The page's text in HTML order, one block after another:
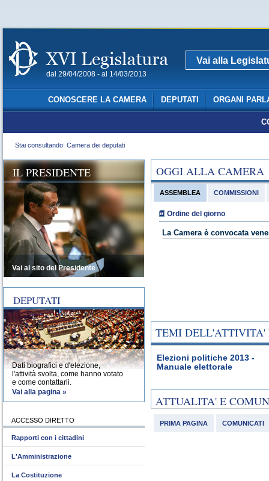
dal 29/04/2008 - al 14/03/2013
Vai alla
CONOSCERE LA CAMERA DEPUTATI ORGANI
Stai consultando: Camera dei deputati
OGGI ALLA CAMERA
ASSEMBLEA
Ordine del giorno
La Camera è convocata
COMMISSIONI
TEMI DELL'ATTIVITA'
Elezioni politiche 2013 -
Manuale elettorale
ATTUALITA' E
PRIMA PAGINA COMUNICATI
IL PRESIDENTE
Vai al sito del Presidente
DEPUTATI
Dati biografici e d'elezione,
l'attività svolta, come hanno votato
e come contattarli.
Vai alla pagina »
ACCESSO DIRETTO
Rapporti con i cittadini
L'Amministrazione
La Costituzione